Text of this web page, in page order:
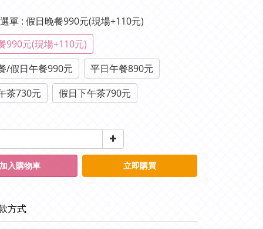
單 : 假日晚餐990元(現場+110元)
990元(現場+110元)
/假日午餐990元
平日午餐890元
茶730元
假日下午茶790元
加入購物車 立即購買
方式